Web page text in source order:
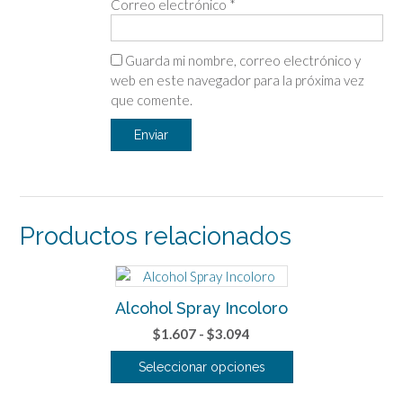
Correo electrónico *
Guarda mi nombre, correo electrónico y
web en este navegador para la próxima vez
que comente.
Productos relacionados
Alcohol Spray Incoloro
$1.607 - $3.094
de
precios:
Seleccionar opciones